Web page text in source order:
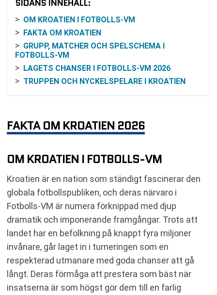
SIDANS INNEHÅLL:
OM KROATIEN I FOTBOLLS-VM
FAKTA OM KROATIEN
GRUPP, MATCHER OCH SPELSCHEMA I
FOTBOLLS-VM
LAGETS CHANSER I FOTBOLLS-VM 2026
TRUPPEN OCH NYCKELSPELARE I KROATIEN
FÖRBUNDSKAPTENEN FÖR KROATIEN,
FORMATION OCH SPELIDÉ
TURNERINGSHISTORIK OCH MÄSTERSKAP
VILKA ÄR LANDSLAGETS SUPPORTRAR OCH
RIVALER?
FAKTA OM KROATIEN 2026
OM KROATIEN I FOTBOLLS-VM
Kroatien är en nation som ständigt fascinerar den
globala fotbollspubliken, och deras närvaro i
Fotbolls-VM är numera förknippad med djup
dramatik och imponerande framgångar. Trots att
landet har en befolkning på knappt fyra miljoner
invånare, går laget in i turneringen som en
respekterad utmanare med goda chanser att gå
långt. Deras förmåga att prestera som bäst när
insatserna är som högst gör dem till en farlig